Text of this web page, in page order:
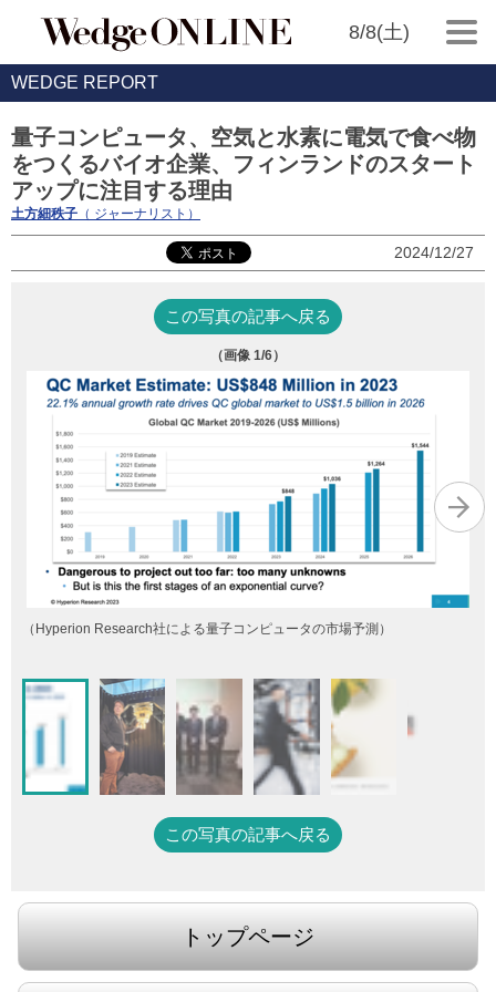
8/8(土)
WEDGE REPORT
量子コンピュータ、空気と水素に電気で食べ物
をつくるバイオ企業、フィンランドのスタート
アップに注目する理由
土方細秩子 （ ジャーナリスト）
2024/12/27
この写真の記事へ戻る
（画像 1/6）
（Hyperion Research社による量子コンピュータの市場予測）
この写真の記事へ戻る
トップページ